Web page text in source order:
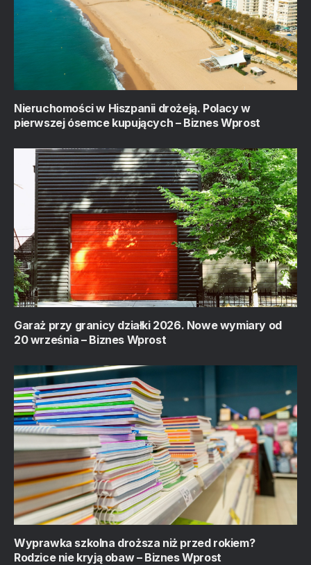
Nieruchomości w Hiszpanii drożeją. Polacy w
pierwszej ósemce kupujących – Biznes Wprost
Garaż przy granicy działki 2026. Nowe wymiary od
20 września – Biznes Wprost
Wyprawka szkolna droższa niż przed rokiem?
Rodzice nie kryją obaw – Biznes Wprost